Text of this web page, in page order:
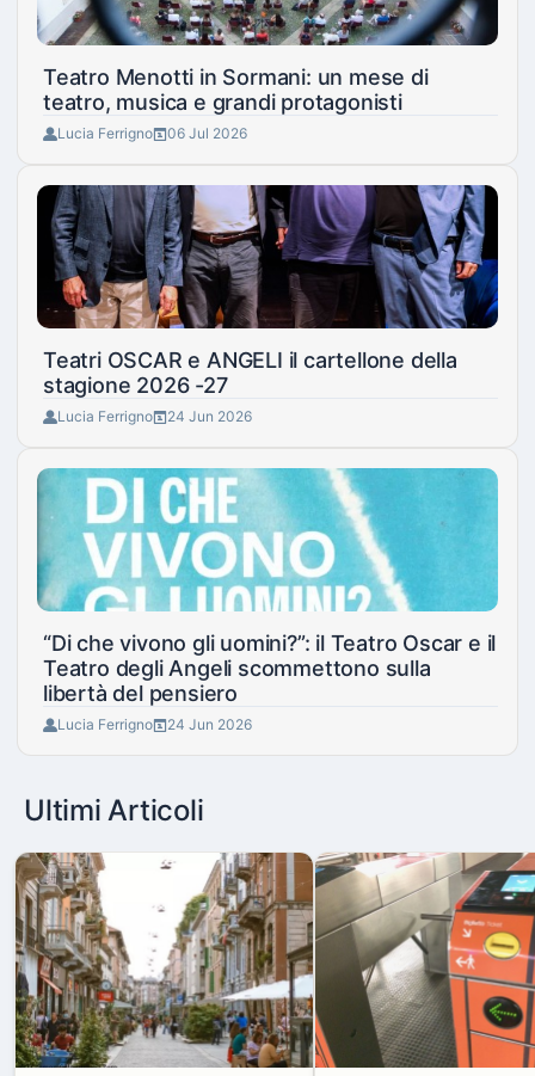
Teatro Menotti in Sormani: un mese di
teatro, musica e grandi protagonisti
Lucia Ferrigno 06 Jul 2026
Teatri OSCAR e ANGELI il cartellone della
stagione 2026 -27
Lucia Ferrigno 24 Jun 2026
“Di che vivono gli uomini?”: il Teatro Oscar e il
Teatro degli Angeli scommettono sulla
libertà del pensiero
Lucia Ferrigno 24 Jun 2026
Ultimi Articoli